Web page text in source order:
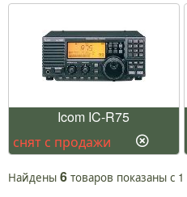
Icom IC-R75
снят с продажи
Найдены 6 товаров показаны с 1